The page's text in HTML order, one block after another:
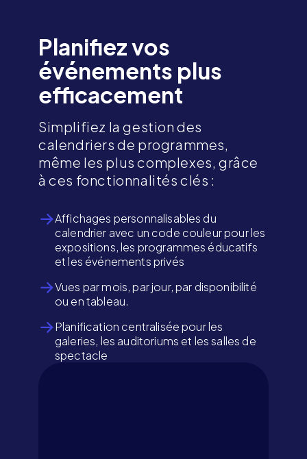
Planifiez vos
événements plus
efficacement
Simplifiez la gestion des
calendriers de programmes,
même les plus complexes, grâce
à ces fonctionnalités clés :
Affichages personnalisables du
calendrier avec un code couleur pour les
expositions, les programmes éducatifs
et les événements privés
Vues par mois, par jour, par disponibilité
ou en tableau.
Planification centralisée pour les
galeries, les auditoriums et les salles de
spectacle